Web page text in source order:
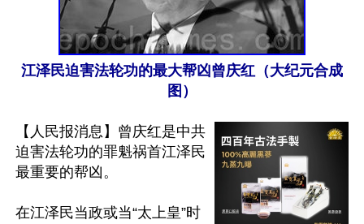
江泽民迫害法轮功的最大帮凶曾庆红（大纪元合成
图）
【人民报消息】曾庆红是中共
迫害法轮功的罪魁祸首江泽民
最重要的帮凶。
在江泽民当政或当“太上皇”时